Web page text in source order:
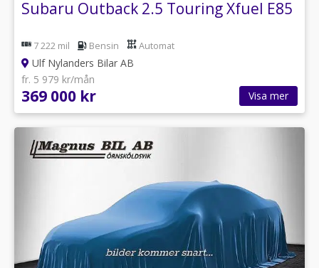
Subaru Outback 2.5 Touring Xfuel E85
7 222 mil Bensin Automat
Ulf Nylanders Bilar AB
fr. 5 979 kr/mån
369 000 kr Visa mer